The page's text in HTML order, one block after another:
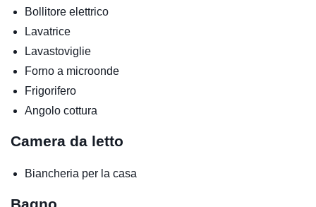
Bollitore elettrico
Lavatrice
Lavastoviglie
Forno a microonde
Frigorifero
Angolo cottura
Camera da letto
Biancheria per la casa
Bagno